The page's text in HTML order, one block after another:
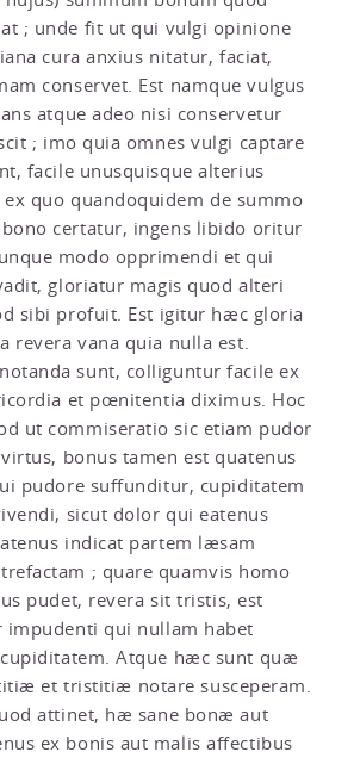
; unde fit ut qui vulgi opinione
cura anxius nitatur, faciat,
conservet. Est namque vulgus
atque adeo nisi conservetur
; imo quia omnes vulgi captare
facile unusquisque alterius
quo quandoquidem de summo
certatur, ingens libido oritur
modo opprimendi et qui
gloriatur magis quod alteri
sibi profuit. Est igitur hæc gloria
revera vana quia nulla est.
sunt, colliguntur facile ex
et pœnitentia diximus. Hoc
ut commiseratio sic etiam pudor
bonus tamen est quatenus
pudore suffunditur, cupiditatem
sicut dolor qui eatenus
indicat partem læsam
; quare quamvis homo
pudet, revera sit tristis, est
impudenti qui nullam habet
Atque hæc sunt quæ
et tristitiæ notare susceperam.
attinet, hæ sane bonæ aut
ex bonis aut malis affectibus